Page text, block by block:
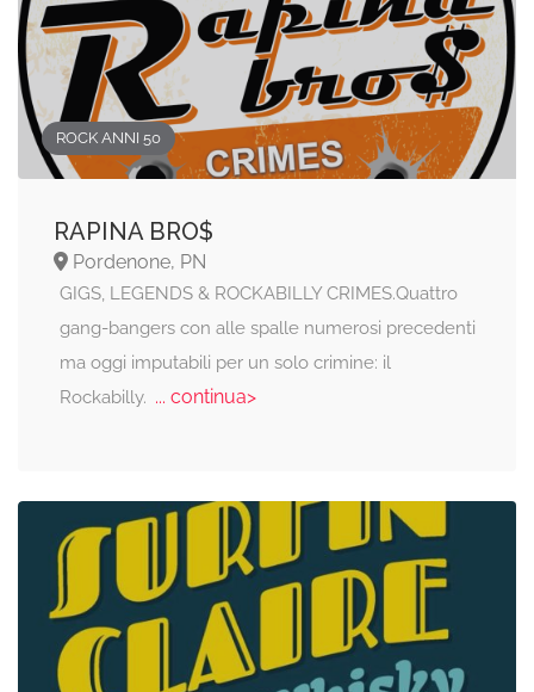
ROCK ANNI 50
RAPINA BRO$
Pordenone, PN
GIGS, LEGENDS & ROCKABILLY CRIMES.Quattro
gang-bangers con alle spalle numerosi precedenti
ma oggi imputabili per un solo crimine: il
Rockabilly. ... continua>